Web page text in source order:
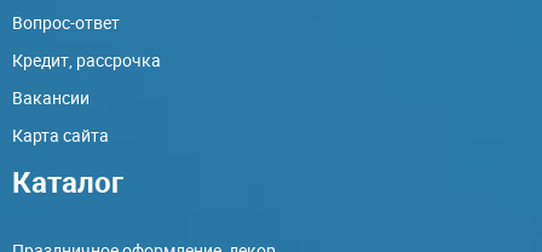
Вопрос-ответ
Кредит, рассрочка
Вакансии
Карта сайта
Каталог